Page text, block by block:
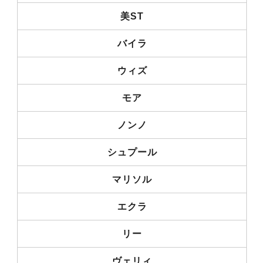
美ST
バイラ
ウィズ
モア
ノンノ
シュプール
マリソル
エクラ
リー
ヴェリィ